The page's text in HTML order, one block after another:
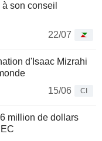
son conseil
22/07
d'Isaac Mizrahi
15/06
CI
million de dollars